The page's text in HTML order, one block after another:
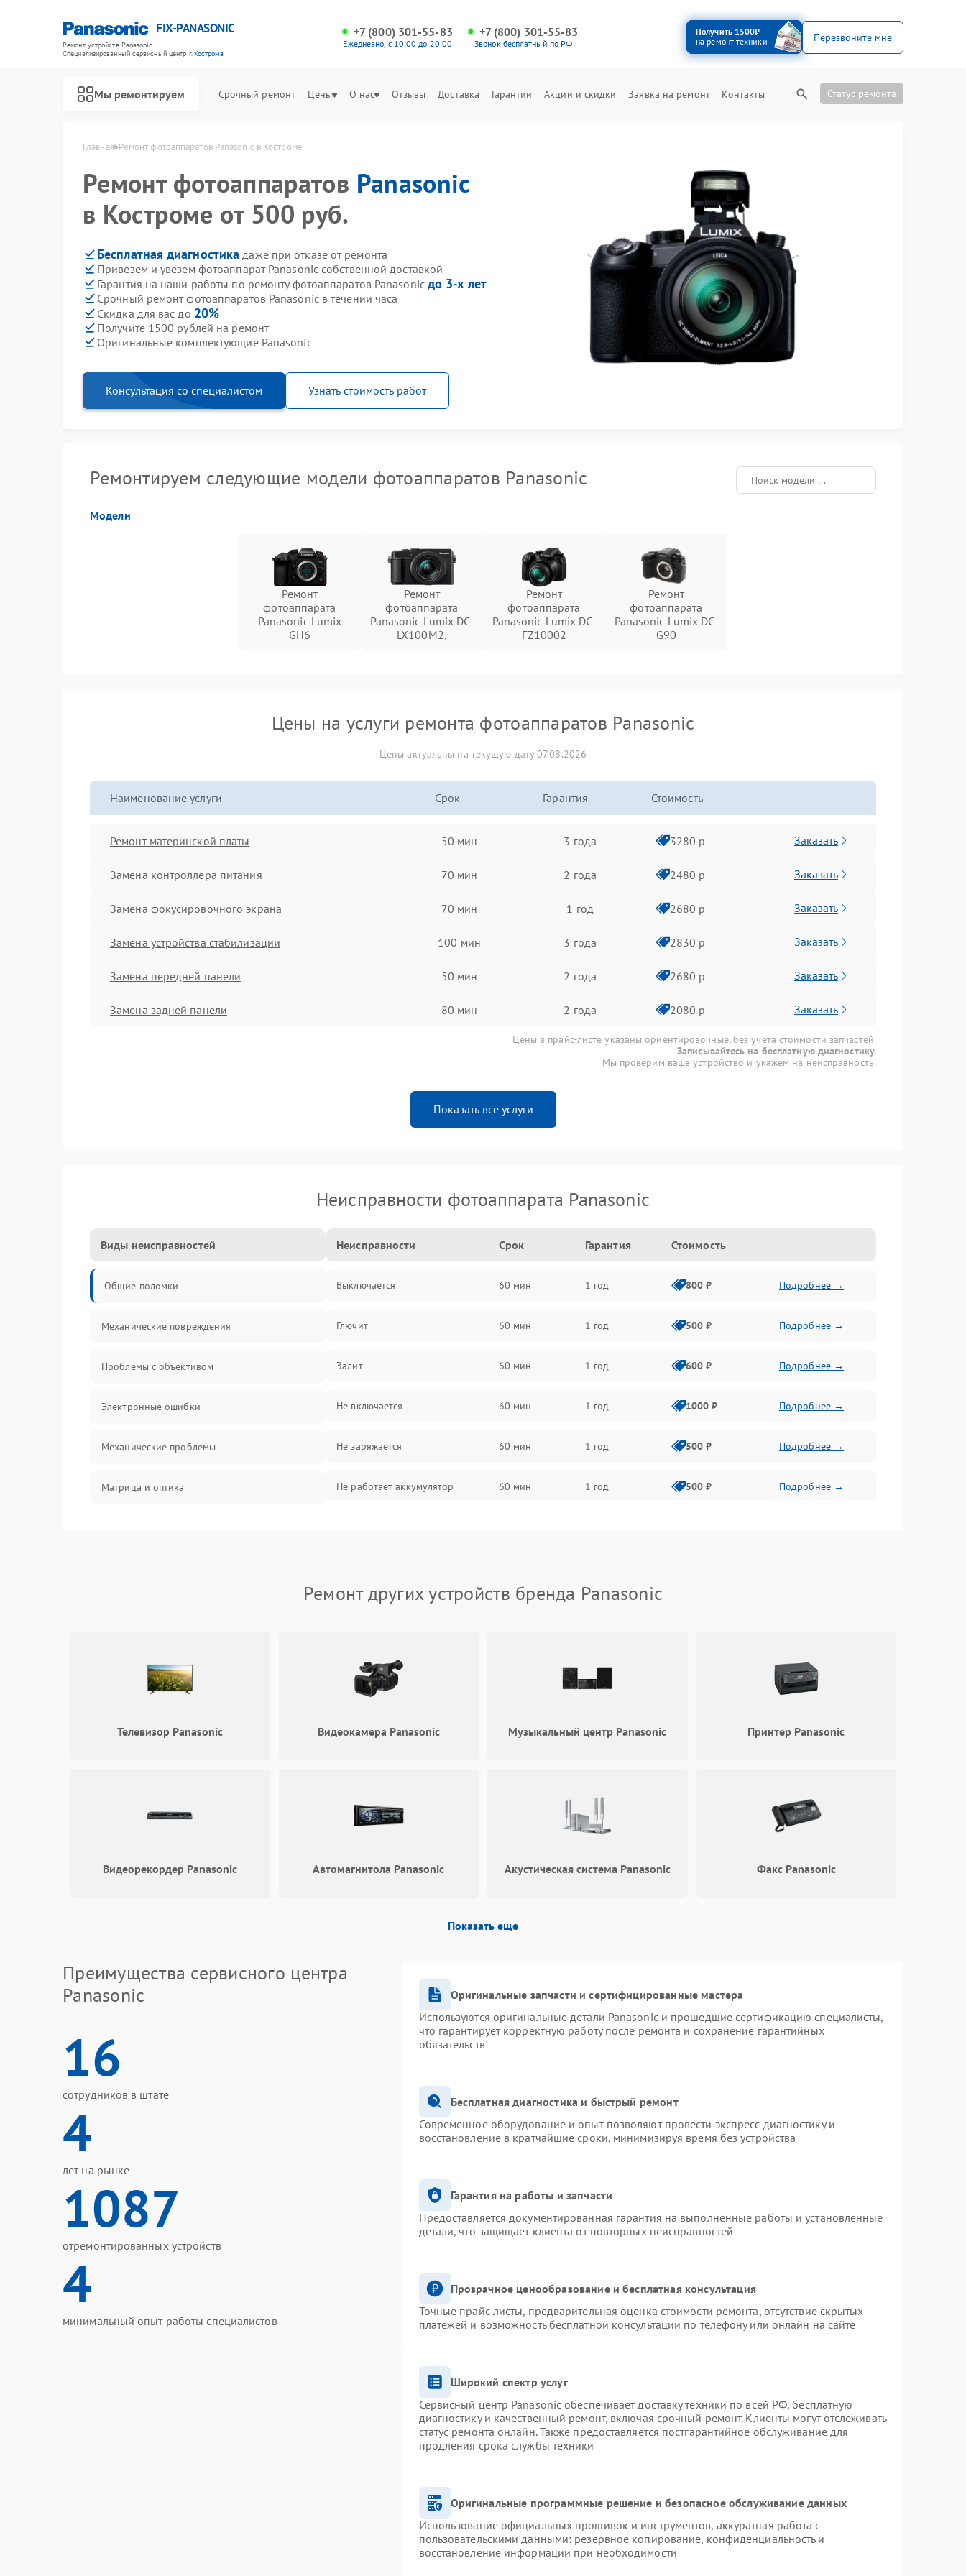
FIX-PANASONIC
Ремонт устройств Panasonic
Специализированный cервисный центр г.Кострома
+7 (800) 301-55-83
Ежедневно, с 10:00 до 20:00
+7 (800) 301-55-83
Звонок бесплатный по РФ
Получить 1500₽
на ремонт техники
Перезвоните мне
Мы ремонтируем Срочный ремонт Цены О нас Отзывы Доставка Гарантии Акции и скидки Заявка на ремонт Контакты Статус ремонта
Главная Ремонт фотоаппаратов Panasonic в Костроме
Ремонт фотоаппаратов Panasonic
в Костроме от 500 руб.
Бесплатная диагностика даже при отказе от ремонта
Привезем и увезем фотоаппарат Panasonic собственной доставкой
Гарантия на наши работы по ремонту фотоаппаратов Panasonic до 3-х лет
Срочный ремонт фотоаппаратов Panasonic в течении часа
Скидка для вас до 20%
Получите 1500 рублей на ремонт
Оригинальные комплектующие Panasonic
Консультация со специалистом Узнать стоимость работ
Ремонтируем следующие модели фотоаппаратов Panasonic
Модели
Ремонт
фотоаппарата
Panasonic Lumix
GH6
Ремонт
фотоаппарата
Panasonic Lumix DC-
LX100M2,
Ремонт
фотоаппарата
Panasonic Lumix DC-
FZ10002
Ремонт
фотоаппарата
Panasonic Lumix DC-
G90
Цены на услуги ремонта фотоаппаратов Panasonic
Цены актуальны на текущую дату 07.08.2026
Наименование услуги Срок Гарантия Стоимость
Ремонт материнской платы 50 мин 3 года 3280 р Заказать
Замена контроллера питания 70 мин 2 года 2480 р Заказать
Замена фокусировочного экрана 70 мин 1 год 2680 р Заказать
Замена устройства стабилизации 100 мин 3 года 2830 р Заказать
Замена передней панели 50 мин 2 года 2680 р Заказать
Замена задней панели 80 мин 2 года 2080 р Заказать
Цены в прайс-листе указаны ориентировочные, без учета стоимости запчастей.
Записывайтесь на бесплатную диагностику.
Мы проверим ваше устройство и укажем на неисправность.
Показать все услуги
Неисправности фотоаппарата Panasonic
Виды неисправностей
Общие поломки
Механические повреждения
Проблемы с объективом
Электронные ошибки
Механические проблемы
Матрица и оптика
Коммуникации и интерфейсы
Неисправности Срок Гарантия Стоимость
Выключается 60 мин 1 год 800 ₽ Подробнее →
Глючит 60 мин 1 год 500 ₽ Подробнее →
Залит 60 мин 1 год 600 ₽ Подробнее →
Не включается 60 мин 1 год 1000 ₽ Подробнее →
Не заряжается 60 мин 1 год 500 ₽ Подробнее →
Не работает аккумулятор 60 мин 1 год 500 ₽ Подробнее →
Ремонт других устройств бренда Panasonic
Телевизор Panasonic Видеокамера Panasonic Музыкальный центр Panasonic Принтер Panasonic
Видеорекордер Panasonic Автомагнитола Panasonic Акустическая система Panasonic Факс Panasonic
Показать еще
Преимущества сервисного центра
Panasonic
16
сотрудников в штате
4
лет на рынке
1087
отремонтированных устройств
4
минимальный опыт работы специалистов
Оригинальные запчасти и сертифицированные мастера
Используются оригинальные детали Panasonic и прошедшие сертификацию специалисты,
что гарантирует корректную работу после ремонта и сохранение гарантийных
обязательств
Бесплатная диагностика и быстрый ремонт
Современное оборудование и опыт позволяют провести экспресс-диагностику и
восстановление в кратчайшие сроки, минимизируя время без устройства
Гарантия на работы и запчасти
Предоставляется документированная гарантия на выполненные работы и установленные
детали, что защищает клиента от повторных неисправностей
Прозрачное ценообразование и бесплатная консультация
Точные прайс-листы, предварительная оценка стоимости ремонта, отсутствие скрытых
платежей и возможность бесплатной консультации по телефону или онлайн на сайте
Широкий спектр услуг
Сервисный центр Panasonic обеспечивает доставку техники по всей РФ, бесплатную
диагностику и качественный ремонт, включая срочный ремонт. Клиенты могут отслеживать
статус ремонта онлайн. Также предоставляется постгарантийное обслуживание для
продления срока службы техники
Оригинальные программные решение и безопасное обслуживание данных
Использование официальных прошивок и инструментов, аккуратная работа с
пользовательскими данными: резервное копирование, конфиденциальность и
восстановление информации при необходимости